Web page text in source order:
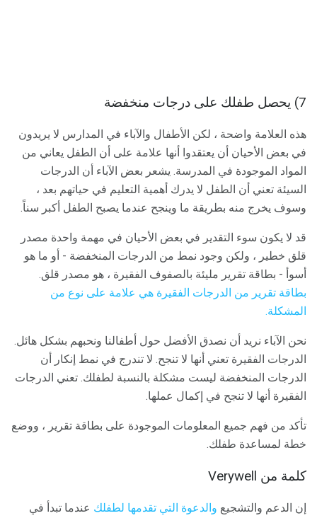
7) يحصل طفلك على درجات منخفضة
هذه العلامة واضحة ، لكن الأطفال والآباء في المدارس لا يريدون
في بعض الأحيان أن يعتقدوا أنها علامة على أن الطفل يعاني من
المواد الموجودة في المدرسة. يشعر بعض الآباء أن الدرجات
السيئة تعني أن الطفل لا يدرك أهمية التعليم في حياتهم بعد ،
وسوف يخرج منه بطريقة ما وينجح عندما يصبح الطفل أكبر سناً.
قد لا يكون سوء التقدير في بعض الأحيان في مهمة واحدة مصدر
قلق خطير ، ولكن وجود نمط من الدرجات المنخفضة - أو ما هو
أسوأ - بطاقة تقرير مليئة بالصفوف الفقيرة ، هو مصدر قلق.
بطاقة تقرير من الدرجات الفقيرة هي علامة على نوع من
المشكلة.
نحن الآباء نريد أن نصدق الأفضل حول أطفالنا ونحبهم بشكل هائل.
الدرجات الفقيرة تعني أنها لا تنجح. لا تندرج في نمط إنكار أن
الدرجات المنخفضة ليست مشكلة بالنسبة لطفلك. تعني الدرجات
الفقيرة أنها لا تنجح في إكمال عملها.
تأكد من فهم جميع المعلومات الموجودة على بطاقة تقرير ، ووضع
خطة لمساعدة طفلك.
كلمة من Verywell
إن الدعم والتشجيع والدعوة التي تقدمها لطفلك عندما تبدأ في